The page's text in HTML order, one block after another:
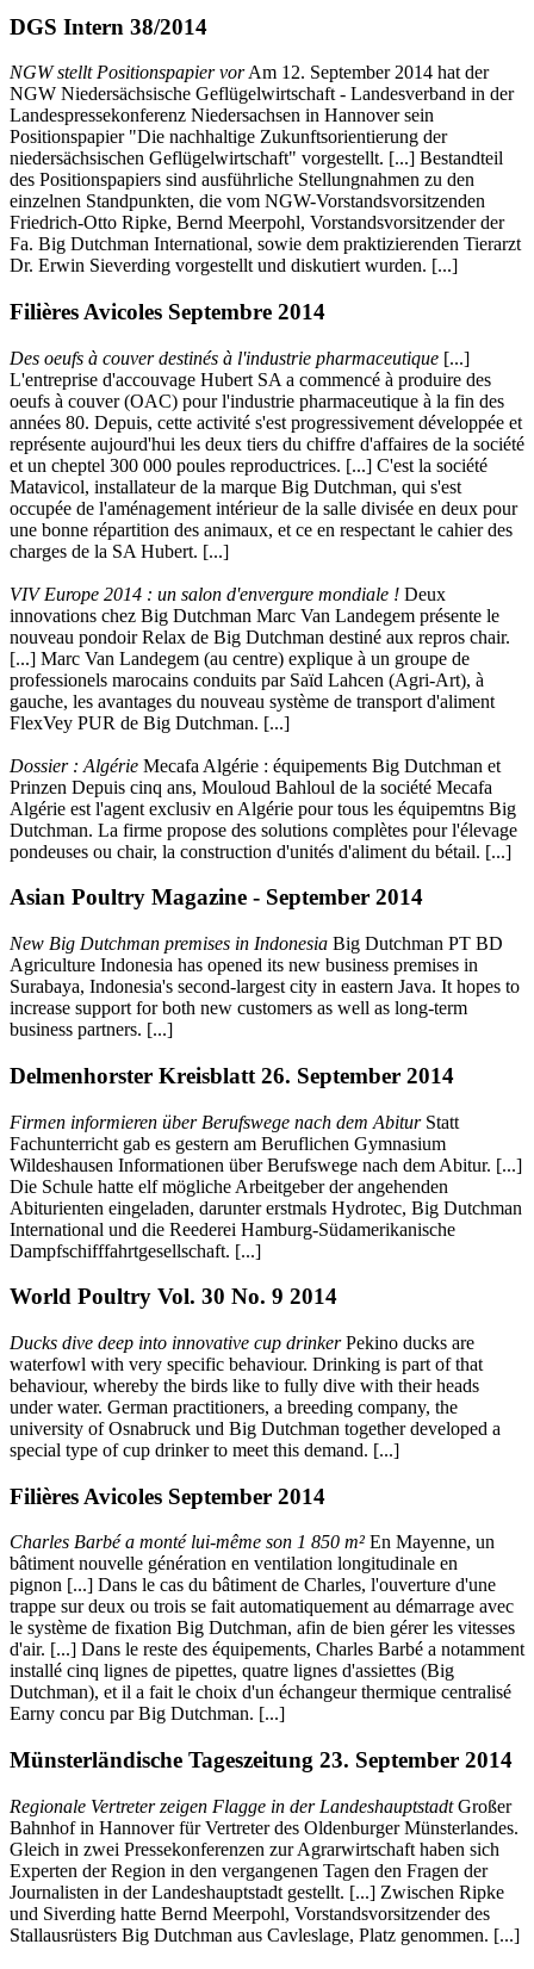
DGS Intern 38/2014
NGW stellt Positionspapier vorAm 12. September 2014 hat der
NGW Niedersächsische Geflügelwirtschaft - Landesverband in der
Landespressekonferenz Niedersachsen in Hannover sein
Positionspapier "Die nachhaltige Zukunftsorientierung der
niedersächsischen Geflügelwirtschaft" vorgestellt. [...] Bestandteil
des Positionspapiers sind ausführliche Stellungnahmen zu den
einzelnen Standpunkten, die vom NGW-Vorstandsvorsitzenden
Friedrich-Otto Ripke, Bernd Meerpohl, Vorstandsvorsitzender der
Fa. Big Dutchman International, sowie dem praktizierenden Tierarzt
Dr. Erwin Sieverding vorgestellt und diskutiert wurden. [...]
Filières Avicoles Septembre 2014
Des oeufs à couver destinés à l'industrie pharmaceutique [...]
L'entreprise d'accouvage Hubert SA a commencé à produire des
oeufs à couver (OAC) pour l'industrie pharmaceutique à la fin des
années 80. Depuis, cette activité s'est progressivement développée et
représente aujourd'hui les deux tiers du chiffre d'affaires de la société
et un cheptel 300 000 poules reproductrices. [...] C'est la société
Matavicol, installateur de la marque Big Dutchman, qui s'est
occupée de l'aménagement intérieur de la salle divisée en deux pour
une bonne répartition des animaux, et ce en respectant le cahier des
charges de la SA Hubert. [...]
VIV Europe 2014 : un salon d'envergure mondiale ! Deux
innovations chez Big Dutchman Marc Van Landegem présente le
nouveau pondoir Relax de Big Dutchman destiné aux repros chair.
[...] Marc Van Landegem (au centre) explique à un groupe de
professionels marocains conduits par Saïd Lahcen (Agri-Art), à
gauche, les avantages du nouveau système de transport d'aliment
FlexVey PUR de Big Dutchman. [...]
Dossier : Algérie Mecafa Algérie : équipements Big Dutchman et
Prinzen Depuis cinq ans, Mouloud Bahloul de la société Mecafa
Algérie est l'agent exclusiv en Algérie pour tous les équipemtns Big
Dutchman. La firme propose des solutions complètes pour l'élevage
pondeuses ou chair, la construction d'unités d'aliment du bétail. [...]
Asian Poultry Magazine - September 2014
New Big Dutchman premises in Indonesia Big Dutchman PT BD
Agriculture Indonesia has opened its new business premises in
Surabaya, Indonesia's second-largest city in eastern Java. It hopes to
increase support for both new customers as well as long-term
business partners. [...]
Delmenhorster Kreisblatt 26. September 2014
Firmen informieren über Berufswege nach dem AbiturStatt
Fachunterricht gab es gestern am Beruflichen Gymnasium
Wildeshausen Informationen über Berufswege nach dem Abitur. [...]
Die Schule hatte elf mögliche Arbeitgeber der angehenden
Abiturienten eingeladen, darunter erstmals Hydrotec, Big Dutchman
International und die Reederei Hamburg-Südamerikanische
Dampfschifffahrtgesellschaft. [...]
World Poultry Vol. 30 No. 9 2014
Ducks dive deep into innovative cup drinkerPekino ducks are
waterfowl with very specific behaviour. Drinking is part of that
behaviour, whereby the birds like to fully dive with their heads
under water. German practitioners, a breeding company, the
university of Osnabruck und Big Dutchman together developed a
special type of cup drinker to meet this demand. [...]
Filières Avicoles September 2014
Charles Barbé a monté lui-même son 1 850 m² En Mayenne, un
bâtiment nouvelle génération en ventilation longitudinale en
pignon [...] Dans le cas du bâtiment de Charles, l'ouverture d'une
trappe sur deux ou trois se fait automatiquement au démarrage avec
le système de fixation Big Dutchman, afin de bien gérer les vitesses
d'air. [...] Dans le reste des équipements, Charles Barbé a notamment
installé cinq lignes de pipettes, quatre lignes d'assiettes (Big
Dutchman), et il a fait le choix d'un échangeur thermique centralisé
Earny concu par Big Dutchman. [...]
Münsterländische Tageszeitung 23. September 2014
Regionale Vertreter zeigen Flagge in der LandeshauptstadtGroßer
Bahnhof in Hannover für Vertreter des Oldenburger Münsterlandes.
Gleich in zwei Pressekonferenzen zur Agrarwirtschaft haben sich
Experten der Region in den vergangenen Tagen den Fragen der
Journalisten in der Landeshauptstadt gestellt. [...] Zwischen Ripke
und Siverding hatte Bernd Meerpohl, Vorstandsvorsitzender des
Stallausrüsters Big Dutchman aus Cavleslage, Platz genommen. [...]